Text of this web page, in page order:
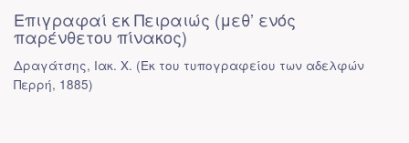
Επιγραφαί εκ Πειραιώς (μεθ’ ενός
παρένθετου πίνακος)
Δραγάτσης, Ιακ. Χ. (Εκ του τυπογραφείου των αδελφών
Περρή, 1885)